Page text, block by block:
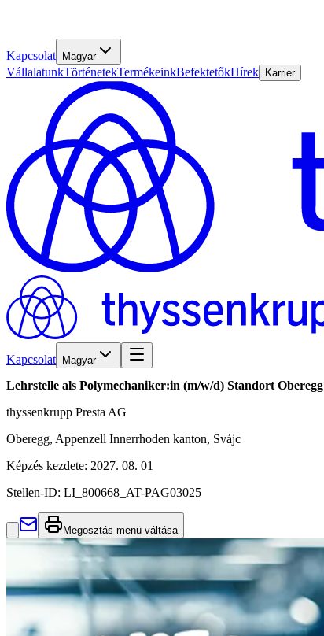
Kapcsolat Magyar
VállalatunkTörténetekTermékeinkBefektetőkHírek Karrier
Kapcsolat Magyar
Lehrstelle als Polymechaniker:in (m/w/d) Standort Oberegg
thyssenkrupp Presta AG
Oberegg, Appenzell Innerrhoden kanton, Svájc
Képzés kezdete: 2027. 08. 01
Stellen-ID: LI_800668_AT-PAG03025
Megosztás menü váltása